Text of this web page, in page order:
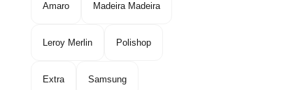
Amaro Madeira Madeira
Leroy Merlin Polishop
Extra Samsung